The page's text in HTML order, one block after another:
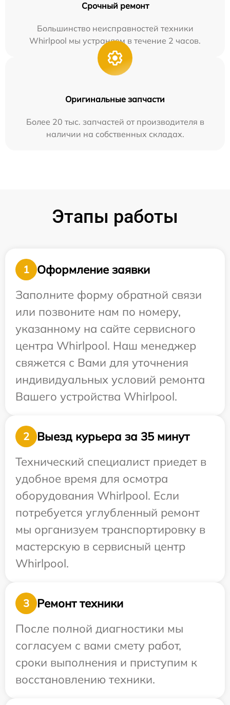
Срочный ремонт
Большинство неисправностей техники
Whirlpool мы устраняем в течение 2 часов.
Оригинальные запчасти
Более 20 тыс. запчастей от производителя в
наличии на собственных складах.
Этапы работы
1
Оформление заявки
Заполните форму обратной связи
или позвоните нам по номеру,
указанному на сайте сервисного
центра Whirlpool. Наш менеджер
свяжется с Вами для уточнения
индивидуальных условий ремонта
Вашего устройства Whirlpool.
2
Выезд курьера за 35 минут
Технический специалист приедет в
удобное время для осмотра
оборудования Whirlpool. Если
потребуется углубленный ремонт
мы организуем транспортировку в
мастерскую в сервисный центр
Whirlpool.
3
Ремонт техники
После полной диагностики мы
согласуем с вами смету работ,
сроки выполнения и приступим к
восстановлению техники.